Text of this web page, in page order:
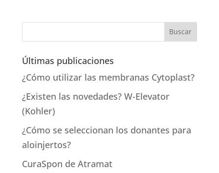
Últimas publicaciones
¿Cómo utilizar las membranas Cytoplast?
¿Existen las novedades? W-Elevator
(Kohler)
¿Cómo se seleccionan los donantes para
aloinjertos?
CuraSpon de Atramat